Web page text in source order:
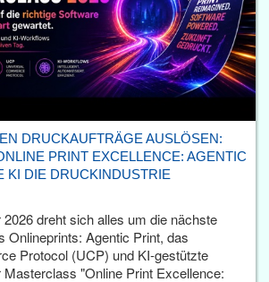
DRUCKAUFTRÄGE AUSLÖSEN:
PRINT EXCELLENCE: AGENTIC
KI DIE DRUCKINDUSTRIE
dreht sich alles um die nächste
Onlineprints: Agentic Print, das
Protocol (UCP) und KI-gestützte
"Online Print Excellence: